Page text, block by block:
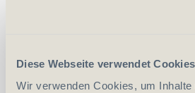
Diese Webseite verwendet Cookies
Wir verwenden Cookies, um Inhalte